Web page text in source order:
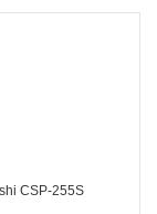
CSP-255S